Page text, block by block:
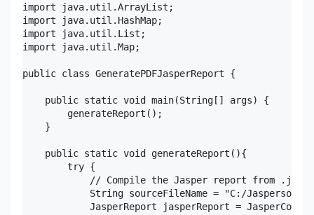
import java.util.ArrayList;
import java.util.HashMap;
import java.util.List;
import java.util.Map;
public class GeneratePDFJasperReport {
    public static void main(String[] args) {
        generateReport();
    }
    public static void generateReport(){
        try {
// Compile the Jasper report from
String sourceFileName = "C:/
JasperReport jasperReport =